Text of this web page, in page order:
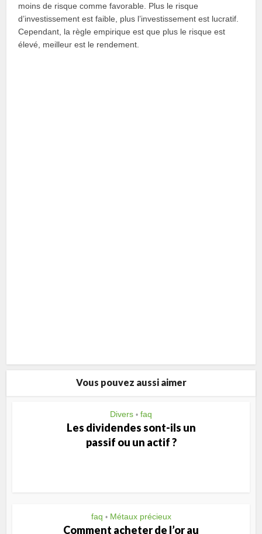
moins de risque comme favorable. Plus le risque
d’investissement est faible, plus l’investissement est lucratif.
Cependant, la règle empirique est que plus le risque est
élevé, meilleur est le rendement.
Vous pouvez aussi aimer
Divers • faq
Les dividendes sont-ils un
passif ou un actif ?
faq • Métaux précieux
Comment acheter de l’or au